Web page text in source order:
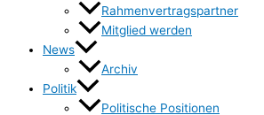
Rahmenvertragspartner
Mitglied werden
News
Archiv
Politik
Politische Positionen